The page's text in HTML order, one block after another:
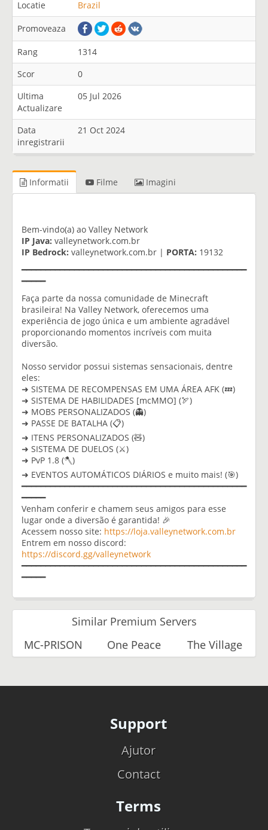
Locatie Brazil
Promoveaza
Rang
1314
Scor
0
Ultima
Actualizare
05 Jul 2026
Data
inregistrarii
21 Oct 2024
Informatii Filme Imagini
Bem-vindo(a) ao Valley Network
IP Java: valleynetwork.com.br
IP Bedrock: valleynetwork.com.br | PORTA: 19132
━━━━━━━━━━━━━━━━━━━━━━━━━━━━━━━━━━━━━━━━━━━━━━━
━━━━━
Faça parte da nossa comunidade de Minecraft
brasileira! Na Valley Network, oferecemos uma
experiência de jogo única e um ambiente agradável
proporcionando momentos incríveis com muita
diversão.
Nosso servidor possui sistemas sensacionais, dentre
eles:
➜ SISTEMA DE RECOMPENSAS EM UMA ÁREA AFK (💤)
➜ SISTEMA DE HABILIDADES [mcMMO] (🏹)
➜ MOBS PERSONALIZADOS (👻)
➜ PASSE DE BATALHA (📋)
➜ ITENS PERSONALIZADOS (🧸)
➜ SISTEMA DE DUELOS (⚔️)
➜ PvP 1.8 (🪓)
➜ EVENTOS AUTOMÁTICOS DIÁRIOS e muito mais! (🎯)
━━━━━━━━━━━━━━━━━━━━━━━━━━━━━━━━━━━━━━━━━━━━━━━
━━━━━
Venham conferir e chamem seus amigos para esse
lugar onde a diversão é garantida! 🎉
Acessem nosso site: https://loja.valleynetwork.com.br
Entrem em nosso discord:
https://discord.gg/valleynetwork
━━━━━━━━━━━━━━━━━━━━━━━━━━━━━━━━━━━━━━━━━━━━━━━
━━━━━
Similar Premium Servers
MC-PRISON
One Peace The Village
Support
Ajutor
Contact
Terms